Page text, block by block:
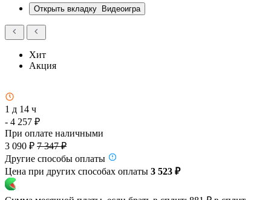
Открыть вкладку Видеоигра
Хит
Акция
1 д 14 ч
- 4 257 ₽
При оплате наличными
3 090 ₽ 7 347 ₽
Другие способы оплаты
Цена при других способах оплаты 3 523 ₽